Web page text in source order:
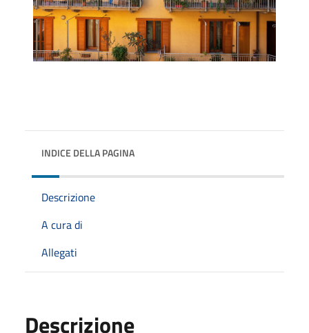
INDICE DELLA PAGINA
Descrizione
A cura di
Allegati
Descrizione